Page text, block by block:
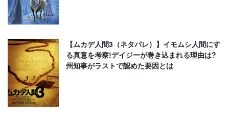
【ムカデ人間3（ネタバレ）】イモムシ人間にす
る真意を考察!デイジーが巻き込まれる理由は?
州知事がラストで認めた要因とは